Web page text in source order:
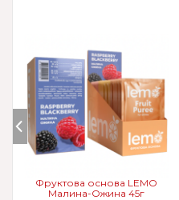
Фруктова основа LEMO
Малина-Ожина 45г